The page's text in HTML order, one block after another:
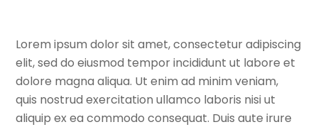
Lorem ipsum dolor sit amet, consectetur adipiscing
elit, sed do eiusmod tempor incididunt ut labore et
dolore magna aliqua. Ut enim ad minim veniam,
quis nostrud exercitation ullamco laboris nisi ut
aliquip ex ea commodo consequat. Duis aute irure